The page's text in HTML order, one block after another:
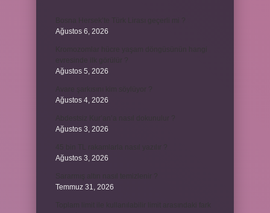
Ağustos 6, 2026
Ağustos 5, 2026
Ağustos 4, 2026
Ağustos 3, 2026
Ağustos 3, 2026
Temmuz 31, 2026